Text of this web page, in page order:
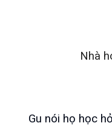
Nhà
Gu nói họ học